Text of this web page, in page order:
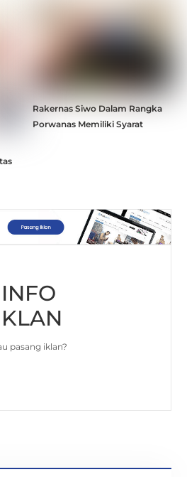
Rakernas Siwo Dalam Rangka
Porwanas Memiliki Syarat
INFO
pasang iklan?